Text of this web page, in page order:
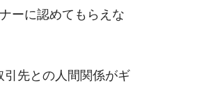
ーに認めてもらえな
引先との人間関係がギ